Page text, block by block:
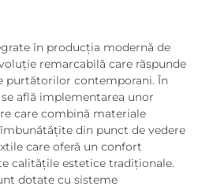
în producția modernă de
remarcabilă care răspunde
purtătorilor contemporani. În
află implementarea unor
care combină materiale
din punct de vedere
care oferă un confort
calitățile estetice tradiționale.
dotate cu sisteme